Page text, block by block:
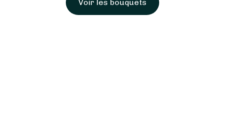
Voir les bouquets